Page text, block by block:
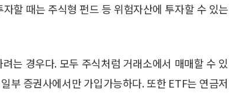
할 때는 주식형 펀드 등 위험자산에 투자할 수 있는
는 경우다. 모두 주식처럼 거래소에서 매매할 수 있
부 증권사에서만 가입가능하다. 또한 ETF는 연금저